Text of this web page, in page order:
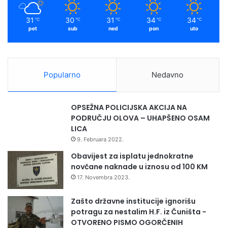
31 ℃
pet
30 ℃
sub
31 ℃
ned
34 ℃
pon
34 ℃
uto
Popularno Nedavno
OPSEŽNA POLICIJSKA AKCIJA NA
PODRUČJU OLOVA – UHAPŠENO OSAM
LICA
9. Februara 2022.
Obavijest za isplatu jednokratne
novčane naknade u iznosu od 100 KM
17. Novembra 2023.
Zašto državne institucije ignorišu
potragu za nestalim H.F. iz Čuništa -
OTVORENO PISMO OGORČENIH